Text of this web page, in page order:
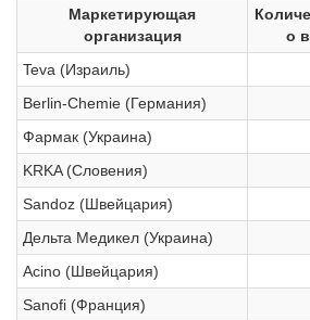
Маркетирующая
организация
о
Teva (Израиль)
Berlin-Chemie (Германия)
Фармак (Украина)
KRKA (Словения)
Sandoz (Швейцария)
Дельта Медикел (Украина)
Acino (Швейцария)
Sanofi (Франция)